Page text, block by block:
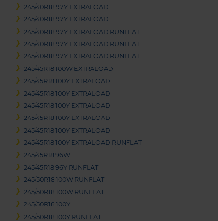
245/40R18 97Y EXTRALOAD
245/40R18 97Y EXTRALOAD
245/40R18 97Y EXTRALOAD RUNFLAT
245/40R18 97Y EXTRALOAD RUNFLAT
245/40R18 97Y EXTRALOAD RUNFLAT
245/45R18 100W EXTRALOAD
245/45R18 100Y EXTRALOAD
245/45R18 100Y EXTRALOAD
245/45R18 100Y EXTRALOAD
245/45R18 100Y EXTRALOAD
245/45R18 100Y EXTRALOAD
245/45R18 100Y EXTRALOAD RUNFLAT
245/45R18 96W
245/45R18 96Y RUNFLAT
245/50R18 100W RUNFLAT
245/50R18 100W RUNFLAT
245/50R18 100Y
245/50R18 100Y RUNFLAT